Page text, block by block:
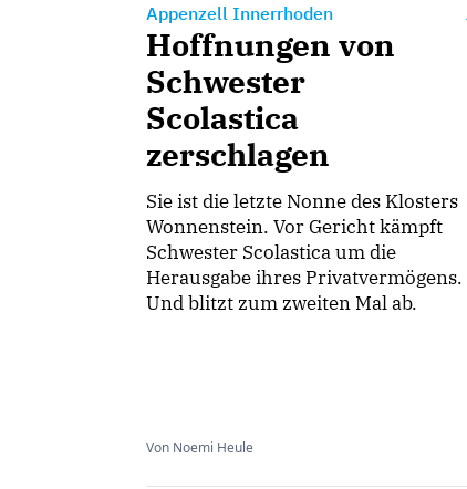
Appenzell Innerrhoden
Hoffnungen von
Schwester
Scolastica
zerschlagen
Sie ist die letzte Nonne des Klosters
Wonnenstein. Vor Gericht kämpft
Schwester Scolastica um die
Herausgabe ihres Privatvermögens.
Und blitzt zum zweiten Mal ab.
Von Noemi Heule